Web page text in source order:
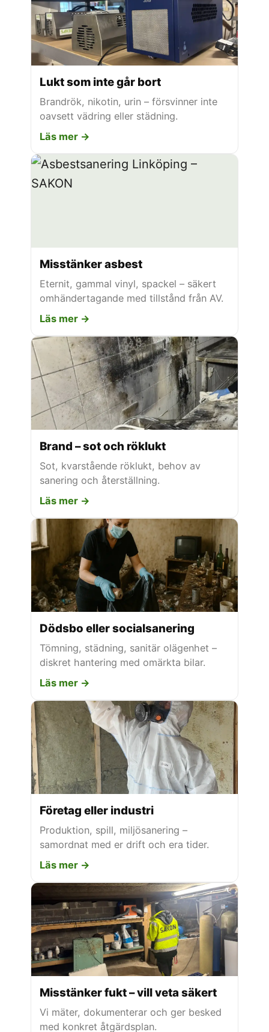
Lukt som inte går bort
Brandrök, nikotin, urin – försvinner inte
oavsett vädring eller städning.
Läs mer →
Misstänker asbest
Eternit, gammal vinyl, spackel – säkert
omhändertagande med tillstånd från AV.
Läs mer →
Brand – sot och röklukt
Sot, kvarstående röklukt, behov av
sanering och återställning.
Läs mer →
Dödsbo eller socialsanering
Tömning, städning, sanitär olägenhet –
diskret hantering med omärkta bilar.
Läs mer →
Företag eller industri
Produktion, spill, miljösanering –
samordnat med er drift och era tider.
Läs mer →
Misstänker fukt – vill veta säkert
Vi mäter, dokumenterar och ger besked
med konkret åtgärdsplan.